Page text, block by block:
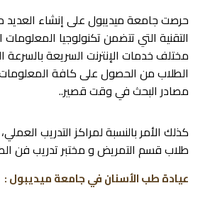
حرصت جامعة ميديبول على إنشاء العديد
التقنية التي تتضمن تكنولوجيا
مختلف خدمات الإنترنت السريعة بالسرعة
الطلاب من الحصول على كافة
مصادر البحث في وقت قصير..
كذلك الأمر بالنسبة لمراكز التدريب
طلاب قسم التمريض و مختبر تدريب فن
عيادة طب الأسنان في جامعة ميديبول :